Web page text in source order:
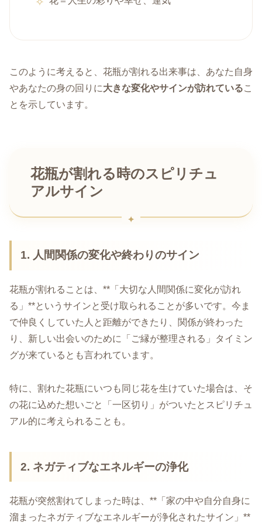
このように考えると、花瓶が割れる出来事は、あなた自身
やあなたの身の回りに大きな変化やサインが訪れているこ
とを示しています。
花瓶が割れる時のスピリチュ
アルサイン
1. 人間関係の変化や終わりのサイン
花瓶が割れることは、**「大切な人間関係に変化が訪れ
る」**というサインと受け取られることが多いです。今ま
で仲良くしていた人と距離ができたり、関係が終わった
り、新しい出会いのために「ご縁が整理される」タイミン
グが来ているとも言われています。
特に、割れた花瓶にいつも同じ花を生けていた場合は、そ
の花に込めた想いごと「一区切り」がついたとスピリチュ
アル的に考えられることも。
2. ネガティブなエネルギーの浄化
花瓶が突然割れてしまった時は、**「家の中や自分自身に
溜まったネガティブなエネルギーが浄化されたサイン」**